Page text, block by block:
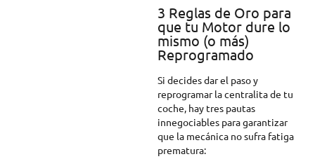
3 Reglas de Oro para
que tu Motor dure lo
mismo (o más)
Reprogramado
Si decides dar el paso y
reprogramar la centralita de tu
coche, hay tres pautas
innegociables para garantizar
que la mecánica no sufra fatiga
prematura: